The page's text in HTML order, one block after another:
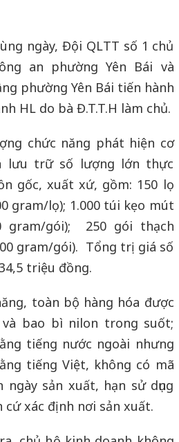
ngày, Đội QLTT số 1 chủ
an phường Yên Bái và
phường Yên Bái tiến hành
HL do bà Đ.T.T.H làm chủ.
chức năng phát hiện cơ
lưu trữ số lượng lớn thực
gốc, xuất xứ, gồm: 150 lọ
gram/lọ); 1.000 túi kẹo mút
gram/gói); 250 gói thạch
gram/gói). Tổng trị giá số
triệu đồng.
toàn bộ hàng hóa được
bao bì nilon trong suốt;
tiếng nước ngoài nhưng
tiếng Việt, không có mã
sản xuất, hạn sử dụng
cứ xác định nơi sản xuất.